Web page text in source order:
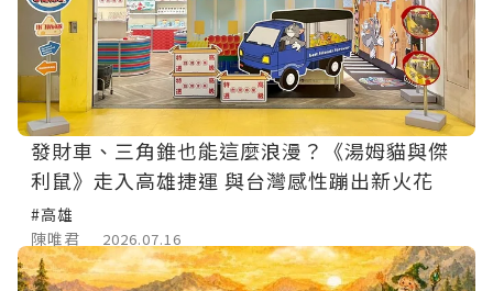
發財車、三角錐也能這麼浪漫？《湯姆貓與傑
利鼠》走入高雄捷運 與台灣感性蹦出新火花
#高雄
陳唯君
2026.07.16